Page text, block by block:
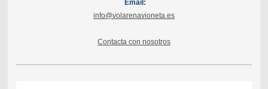
Email:
info@volarenavioneta.es
Contacta con nosotros